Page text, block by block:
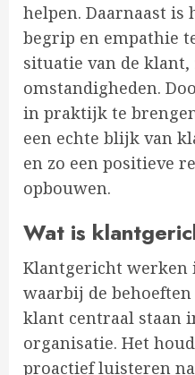
helpen. Daarnaast
begrip en empathie
situatie van de
omstandigheden.
in praktijk te
een echte blijk van
en zo een positieve
opbouwen.
Wat is
Klantgericht werken
waarbij de
klant centraal staan
organisatie. Het
proactief luisteren